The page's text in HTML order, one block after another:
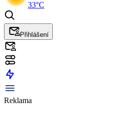
33°C
Přihlášení
Reklama